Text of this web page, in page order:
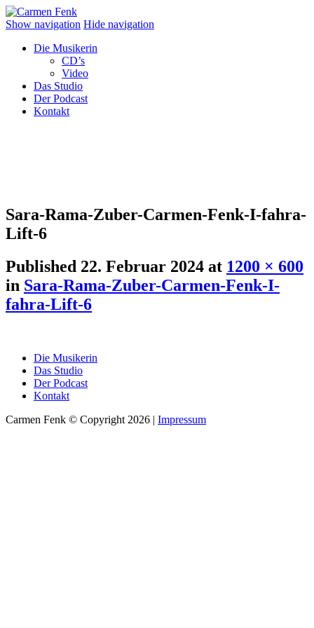
Show navigation Hide navigation
Die Musikerin
CD’s
Video
Das Studio
Der Podcast
Kontakt
Sara-Rama-Zuber-Carmen-Fenk-I-fahra-
Lift-6
Published 22. Februar 2024 at 1200 × 600
in Sara-Rama-Zuber-Carmen-Fenk-I-
fahra-Lift-6
Die Musikerin
Das Studio
Der Podcast
Kontakt
Carmen Fenk © Copyright 2026 | Impressum